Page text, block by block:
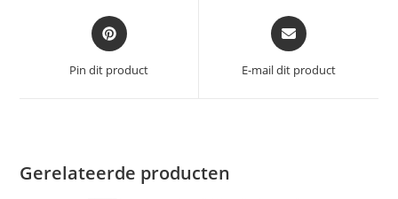
Opent
in
een
nieuw
Pin dit product
Opent
in
een
nieuw
E-mail dit product
Gerelateerde producten